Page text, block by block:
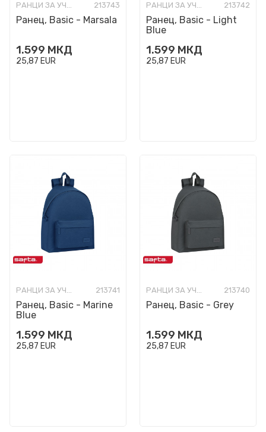
РАНЦИ ЗА УЧИЛИШТЕ 213743
Ранец, Basic - Marsala
1.599 МКД
25,87 EUR
РАНЦИ ЗА УЧИЛИШТЕ 213742
Ранец, Basic - Light
Blue
1.599 МКД
25,87 EUR
РАНЦИ ЗА УЧИЛИШТЕ 213741
Ранец, Basic - Marine
Blue
1.599 МКД
25,87 EUR
РАНЦИ ЗА УЧИЛИШТЕ 213740
Ранец, Basic - Grey
1.599 МКД
25,87 EUR